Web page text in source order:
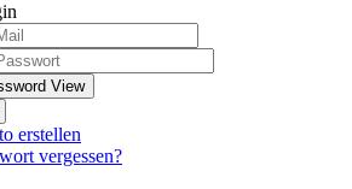
View
erstellen
vergessen?